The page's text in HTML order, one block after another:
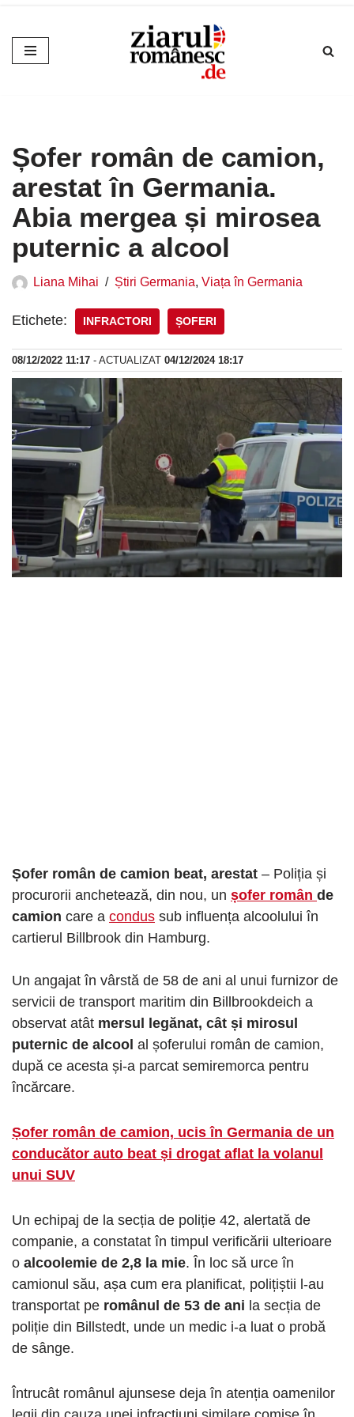
Sari
la
Șofer român de camion,
arestat în Germania.
Abia mergea și mirosea
puternic a alcool
Liana Mihai Știri Germania, Viața în Germania
Etichete: INFRACTORI ȘOFERI
08/12/2022 11:17 - ACTUALIZAT 04/12/2024 18:17
Șofer român de camion beat, arestat – Poliția și
procurorii anchetează, din nou, un șofer român de
camion care a condus sub influența alcoolului în
cartierul Billbrook din Hamburg.
Un angajat în vârstă de 58 de ani al unui furnizor de
servicii de transport maritim din Billbrookdeich a
observat atât mersul legănat, cât și mirosul
puternic de alcool al șoferului român de camion,
după ce acesta și-a parcat semiremorca pentru
încărcare.
Șofer român de camion, ucis în Germania de un
conducător auto beat și drogat aflat la volanul
unui SUV
Un echipaj de la secția de poliție 42, alertată de
companie, a constatat în timpul verificării ulterioare
o alcoolemie de 2,8 la mie. În loc să urce în
camionul său, așa cum era planificat, polițiștii l-au
transportat pe românul de 53 de ani la secția de
poliție din Billstedt, unde un medic i-a luat o probă
de sânge.
Întrucât românul ajunsese deja în atenția oamenilor